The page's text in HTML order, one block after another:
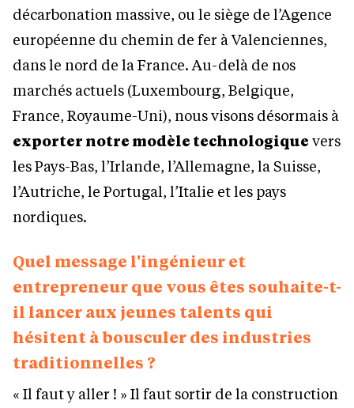
décarbonation massive, ou le siège de l’Agence
européenne du chemin de fer à Valenciennes,
dans le nord de la France. Au-delà de nos
marchés actuels (Luxembourg, Belgique,
France, Royaume-Uni), nous visons désormais à
exporter notre modèle technologique vers
les Pays-Bas, l’Irlande, l’Allemagne, la Suisse,
l’Autriche, le Portugal, l’Italie et les pays
nordiques.
Quel message l'ingénieur et
entrepreneur que vous êtes souhaite-t-
il lancer aux jeunes talents qui
hésitent à bousculer des industries
traditionnelles ?
« Il faut y aller ! » Il faut sortir de la construction